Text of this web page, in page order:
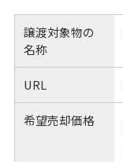
譲渡対象物の
名称
URL
希望売却価格